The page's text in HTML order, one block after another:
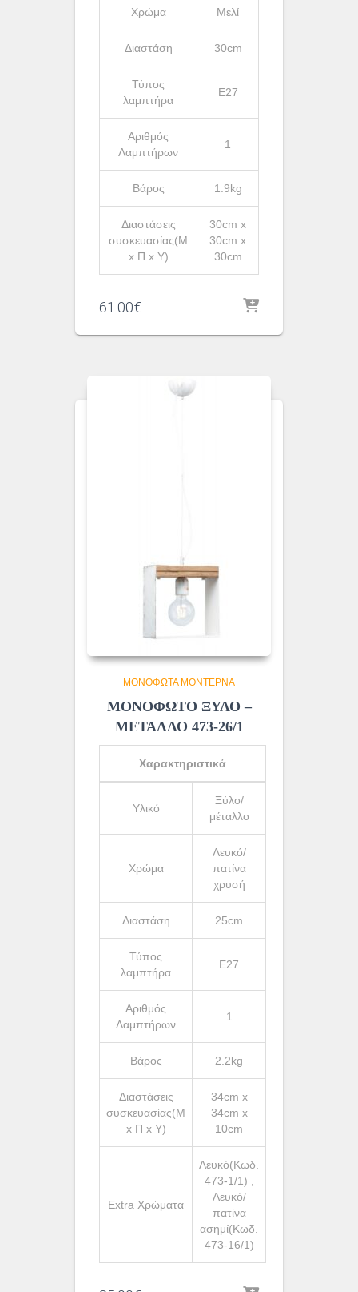
Χρώμα Μελί
Διαστάση 30cm
Τύπος
λαμπτήρα
Ε27
Αριθμός
Λαμπτήρων
1
Βάρος 1.9kg
Διαστάσεις
συσκευασίας(Μ
x Π x Υ)
30cm x
30cm x
30cm
61.00€
ΜΟΝΌΦΩΤΑ ΜΟΝΤΈΡΝΑ
ΜΟΝΟΦΩΤΟ ΞΥΛΟ –
ΜΕΤΑΛΛΟ 473-26/1
Χαρακτηριστικά
Υλικό
Ξύλο/
μέταλλο
Χρώμα
Λευκό/
πατίνα
χρυσή
Διαστάση 25cm
Τύπος
λαμπτήρα
Ε27
Αριθμός
Λαμπτήρων
1
Βάρος 2.2kg
Διαστάσεις
συσκευασίας(Μ
x Π x Υ)
34cm x
34cm x
10cm
Extra Χρώματα
Λευκό(Κωδ.
473-1/1) ,
Λευκό/
πατίνα
ασημί(Κωδ.
473-16/1)